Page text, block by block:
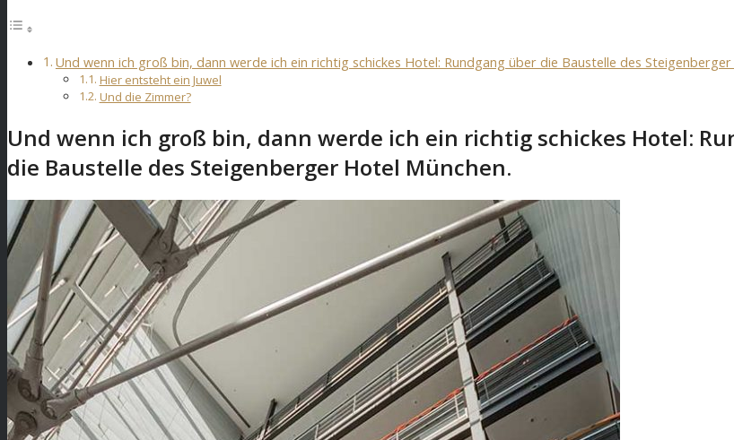
Und wenn ich groß bin, dann werde ich ein richtig schickes Hotel: Rundgang über die Baustelle des
Hier entsteht ein Juwel
Und die Zimmer?
Und wenn ich groß bin, dann werde ich ein richtig schickes Hotel:
die Baustelle des Steigenberger Hotel München.